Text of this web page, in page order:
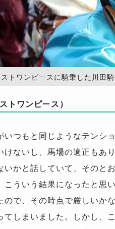
トワンピースに騎乗した川田
トワンピース）
いつもと同じようなテン
けないし、馬場の適正もあ
いかと話していて、そのと
こういう結果になったと思
ので、その時点で厳しいか
てしまいました。しかし、